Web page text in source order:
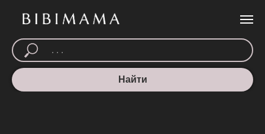
Найти